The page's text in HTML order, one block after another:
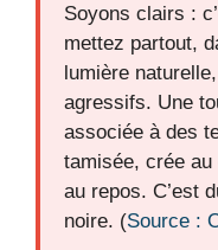
Soyons clairs :
mettez partout,
lumière
agressifs. Une
associée à des
tamisée, crée
au repos. C’est
noire. (Source :